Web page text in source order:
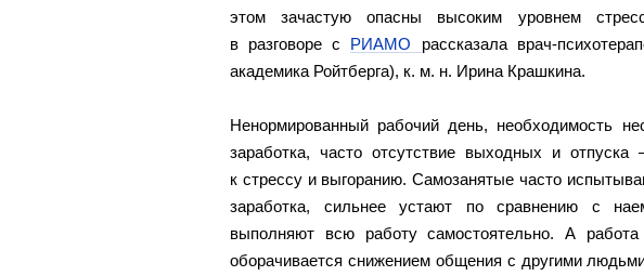
этом зачастую опасны высоким уровнем
в разговоре с РИАМО рассказала врач-
академика Ройтберга), к. м. н. Ирина Крашкина.
Ненормированный рабочий день, необходимость
заработка, часто отсутствие выходных и
к стрессу и выгоранию. Самозанятые часто
заработка, сильнее устают по сравнению с
выполняют всю работу самостоятельно. А
оборачивается снижением общения с другими